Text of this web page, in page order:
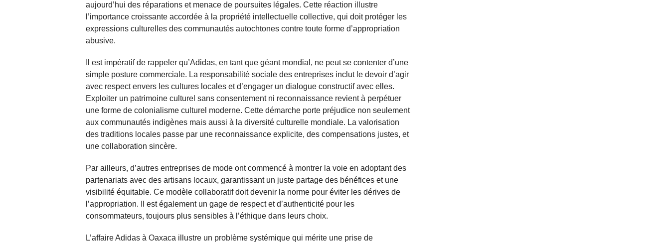
aujourd’hui des réparations et menace de poursuites légales. Cette réaction illustre
l’importance croissante accordée à la propriété intellectuelle collective, qui doit protéger les
expressions culturelles des communautés autochtones contre toute forme d’appropriation
abusive.
Il est impératif de rappeler qu’Adidas, en tant que géant mondial, ne peut se contenter d’une
simple posture commerciale. La responsabilité sociale des entreprises inclut le devoir d’agir
avec respect envers les cultures locales et d’engager un dialogue constructif avec elles.
Exploiter un patrimoine culturel sans consentement ni reconnaissance revient à perpétuer
une forme de colonialisme culturel moderne. Cette démarche porte préjudice non seulement
aux communautés indigènes mais aussi à la diversité culturelle mondiale. La valorisation
des traditions locales passe par une reconnaissance explicite, des compensations justes, et
une collaboration sincère.
Par ailleurs, d’autres entreprises de mode ont commencé à montrer la voie en adoptant des
partenariats avec des artisans locaux, garantissant un juste partage des bénéfices et une
visibilité équitable. Ce modèle collaboratif doit devenir la norme pour éviter les dérives de
l’appropriation. Il est également un gage de respect et d’authenticité pour les
consommateurs, toujours plus sensibles à l’éthique dans leurs choix.
L’affaire Adidas à Oaxaca illustre un problème systémique qui mérite une prise de